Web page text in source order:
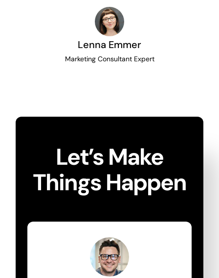
Lenna Emmer
Marketing Consultant Expert
Let’s Make
Things Happen